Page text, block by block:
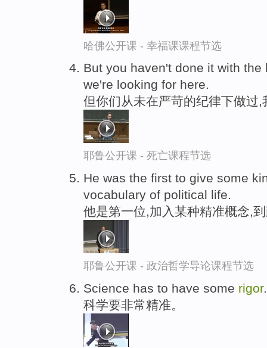
哈佛公开课 - 幸福课课程节选
But you haven't done it with
we're looking for here.
但你们从未在严苛的纪律下做过
耶鲁公开课 - 死亡课程节选
He was the first to give some
vocabulary of political life.
他是第一位,加入某种精准概念,
耶鲁公开课 - 政治哲学导论课程节选
Science has to have some rigor.
科学要非常精准。